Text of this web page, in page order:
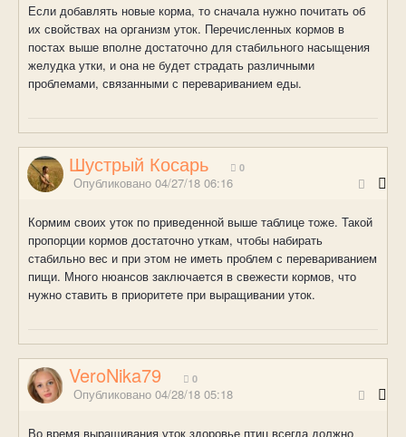
Если добавлять новые корма, то сначала нужно почитать об
их свойствах на организм уток. Перечисленных кормов в
постах выше вполне достаточно для стабильного насыщения
желудка утки, и она не будет страдать различными
проблемами, связанными с перевариванием еды.
Шустрый Косарь 0
Опубликовано 04/27/18 06:16
Кормим своих уток по приведенной выше таблице тоже. Такой
пропорции кормов достаточно уткам, чтобы набирать
стабильно вес и при этом не иметь проблем с перевариванием
пищи. Много нюансов заключается в свежести кормов, что
нужно ставить в приоритете при выращивании уток.
VeroNika79 0
Опубликовано 04/28/18 05:18
Во время выращивания уток здоровье птиц всегда должно